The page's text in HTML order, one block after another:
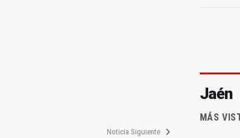
Noticia Siguiente
Jaén
MÁS